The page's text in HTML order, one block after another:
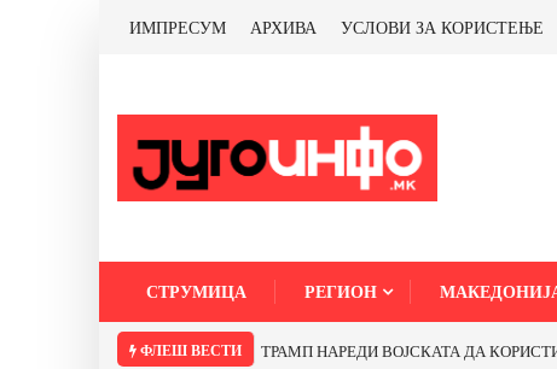
ИМПРЕСУМ АРХИВА УСЛОВИ ЗА КОРИСТЕЊЕ
СТРУМИЦА РЕГИОН
ФЛЕШ ВЕСТИ ТРАМП НАРЕДИ ВОЈСКАТА ДА КОРИСТИ